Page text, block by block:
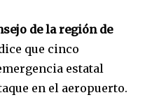
de la región de
que cinco
estatal
en el aeropuerto.